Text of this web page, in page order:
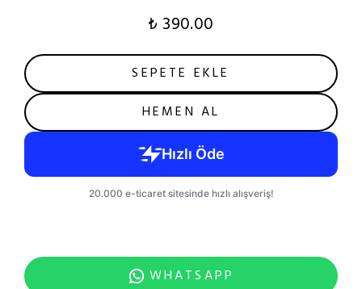
₺ 390.00
SEPETE EKLE
HEMEN AL
WHATSAPP